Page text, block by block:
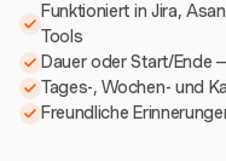
Funktioniert in Jira,
Tools
Dauer oder Start/Ende
Tages-, Wochen- und
Freundliche